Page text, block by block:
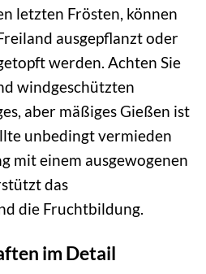
letzten Frösten, können
ausgepflanzt oder
werden. Achten Sie
windgeschützten
aber mäßiges Gießen ist
unbedingt vermieden
mit einem ausgewogenen
das
die Fruchtbildung.
im Detail